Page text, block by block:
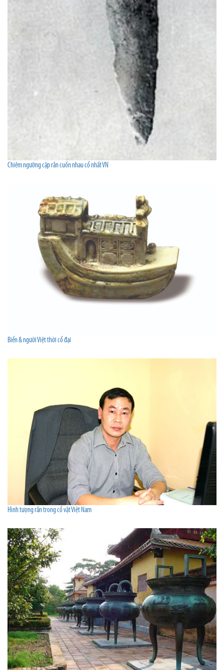
Chiêm ngưỡng cặp rắn cuốn nhau cổ nhất VN
Biển & người Việt thời cổ đại
Hình tượng rắn trong cổ vật Việt Nam